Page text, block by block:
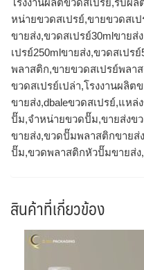
หน่ายขวดสเปรย์,ขายขวดสเ
ขายส่ง,ขวดสเปรย์30mlขาย
เปรย์250mlขายส่ง,ขวดสเปร
พลาสติก,ขายขวดสเปรย์พลา
ขวดสเปรย์เปล่า,โรงงานผลิต
ขายส่ง,dbaleขวดสเปรย์,แหล่
ปั๊ม,จำหน่ายขวดปั๊ม,ขายส่ง
ขายส่ง,ขวดปั๊มพลาสติกขายส่
ปั๊ม,ขวดพลาสติกหัวปั๊มขายส่
สินค้าที่เกี่ยวข้อง